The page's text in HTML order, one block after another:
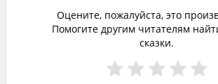
Оцените, пожалуйста, это
Помогите другим читателям
сказки.